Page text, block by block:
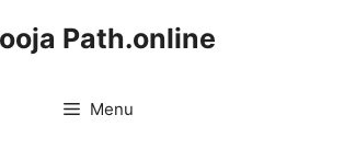
Path.online
Menu